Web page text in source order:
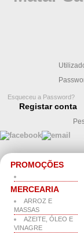
Esqueceu a Password?
Registar conta
PROMOÇÕES
MERCEARIA
ARROZ E
MASSAS
AZEITE, ÓLEO E
VINAGRE